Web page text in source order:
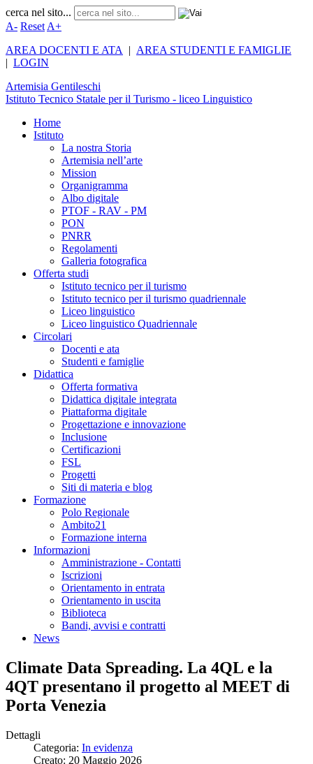
cerca nel sito...
A- Reset A+
AREA DOCENTI E ATA
| AREA STUDENTI E FAMIGLIE
| LOGIN
Artemisia Gentileschi
Istituto Tecnico Statale per il Turismo - liceo Linguistico
Home
Istituto
La nostra Storia
Artemisia nell’arte
Mission
Organigramma
Albo digitale
PTOF - RAV - PM
PON
PNRR
Regolamenti
Galleria fotografica
Offerta studi
Istituto tecnico per il turismo
Istituto tecnico per il turismo quadriennale
Liceo linguistico
Liceo linguistico Quadriennale
Circolari
Docenti e ata
Studenti e famiglie
Didattica
Offerta formativa
Didattica digitale integrata
Piattaforma digitale
Progettazione e innovazione
Inclusione
Certificazioni
FSL
Progetti
Siti di materia e blog
Formazione
Polo Regionale
Ambito21
Formazione interna
Informazioni
Amministrazione - Contatti
Iscrizioni
Orientamento in entrata
Orientamento in uscita
Biblioteca
Bandi, avvisi e contratti
News
Climate Data Spreading. La 4QL e la
4QT presentano il progetto al MEET di
Porta Venezia
Dettagli
Categoria: In evidenza
Creato: 20 Maggio 2026